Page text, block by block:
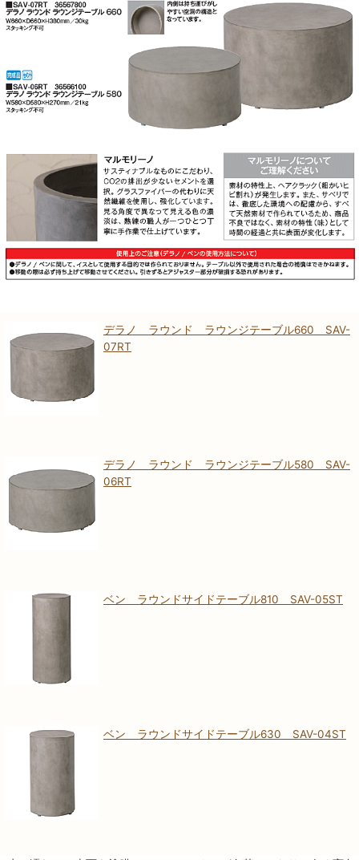
デラノ ラウンド ラウンジテーブル660 SAV-
07RT
デラノ ラウンド ラウンジテーブル580 SAV-
06RT
ベン ラウンドサイドテーブル810 SAV-05ST
ベン ラウンドサイドテーブル630 SAV-04ST